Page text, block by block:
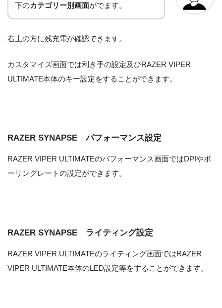
下のカテゴリー別画面がでます。
右上の方に残充電が確認できます。
カスタマイズ画面では利き手の設定及びRAZER VIPER
ULTIMATE本体のキー設定をすることができます。
RAZER SYNAPSE パフォーマンス設定
RAZER VIPER ULTIMATEのパフォーマンス画面ではDPIやポ
ーリングレートの設定ができます。
RAZER SYNAPSE ライティング設定
RAZER VIPER ULTIMATEのライティング画面ではRAZER
VIPER ULTIMATE本体のLED設定等をすることができます。